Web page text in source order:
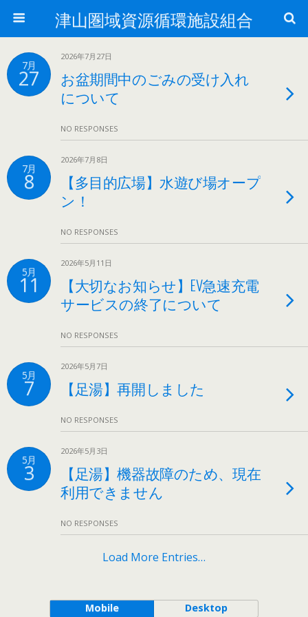
津山圏域資源循環施設組合
7月
27
2026年7月27日
お盆期間中のごみの受け入れ
について
NO RESPONSES
7月
8
2026年7月8日
【多目的広場】水遊び場オープ
ン！
NO RESPONSES
5月
11
2026年5月11日
【大切なお知らせ】EV急速充電
サービスの終了について
NO RESPONSES
5月
7
2026年5月7日
【足湯】再開しました
NO RESPONSES
5月
3
2026年5月3日
【足湯】機器故障のため、現在
利用できません
NO RESPONSES
Load More Entries…
Mobile Desktop